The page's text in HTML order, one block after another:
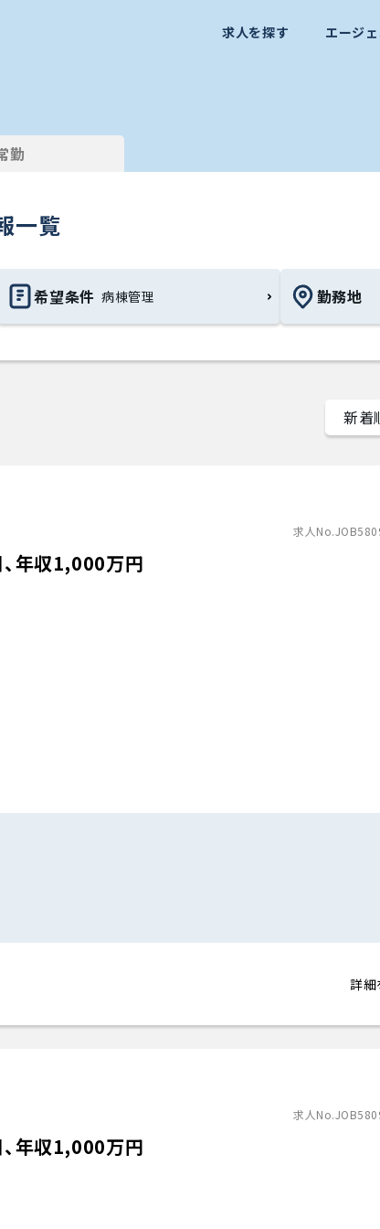
求人を探す エージ
勤
一覧
希望条件 病棟管理 勤務地
求人
年収1,000万円
詳
求人
年収1,000万円